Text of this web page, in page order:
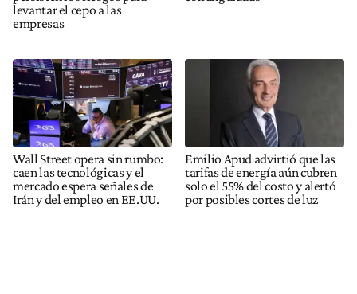
levantar el cepo a las
empresas
Wall Street opera sin rumbo:
caen las tecnológicas y el
mercado espera señales de
Irán y del empleo en EE.UU.
Emilio Apud advirtió que las
tarifas de energía aún cubren
solo el 55% del costo y alertó
por posibles cortes de luz